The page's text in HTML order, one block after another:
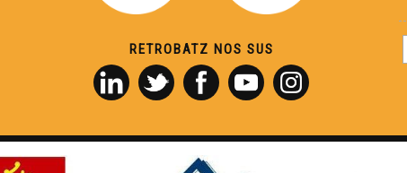
RETROBATZ NOS SUS